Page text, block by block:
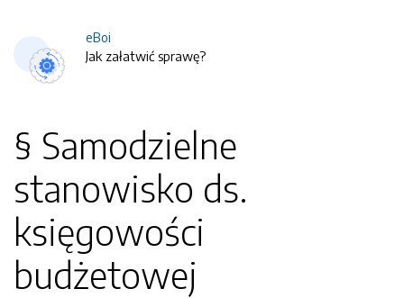
eBoi
Jak załatwić sprawę?
§ Samodzielne
stanowisko ds.
księgowości
budżetowej